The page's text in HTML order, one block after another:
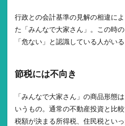
行政との会計基準の見解の相違に
た「みんなで大家さん」。この時
「危ない」と認識している人がいる
節税には不向き
「みんなで大家さん」の商品形態
いうもの。通常の不動産投資と比
税額が決まる所得税、住民税とい